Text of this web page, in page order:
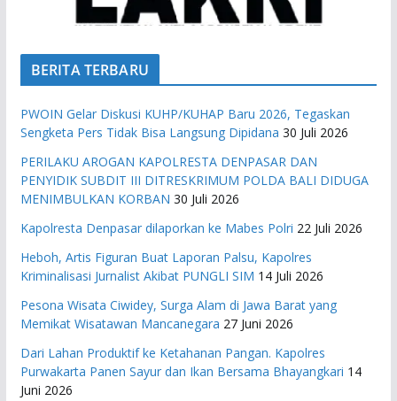
BERITA TERBARU
PWOIN Gelar Diskusi KUHP/KUHAP Baru 2026, Tegaskan
Sengketa Pers Tidak Bisa Langsung Dipidana 30 Juli 2026
PERILAKU AROGAN KAPOLRESTA DENPASAR DAN
PENYIDIK SUBDIT III DITRESKRIMUM POLDA BALI DIDUGA
MENIMBULKAN KORBAN 30 Juli 2026
Kapolresta Denpasar dilaporkan ke Mabes Polri 22 Juli 2026
Heboh, Artis Figuran Buat Laporan Palsu, Kapolres
Kriminalisasi Jurnalist Akibat PUNGLI SIM 14 Juli 2026
Pesona Wisata Ciwidey, Surga Alam di Jawa Barat yang
Memikat Wisatawan Mancanegara 27 Juni 2026
Dari Lahan Produktif ke Ketahanan Pangan. Kapolres
Purwakarta Panen Sayur dan Ikan Bersama Bhayangkari 14
Juni 2026